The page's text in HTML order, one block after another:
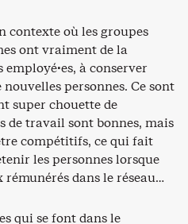
contexte où les groupes
ont vraiment de la
à conserver
personnes. Ce sont
super chouette de
de travail sont bonnes, mais
compétitifs, ce qui fait
les personnes lorsque
rémunérés dans le réseau…
qui se font dans le